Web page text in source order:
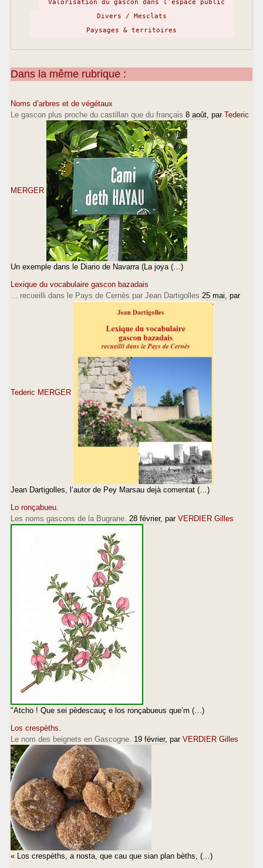
Valorisation du gascon dans l’espace public
Divers / Mesclats
Paysages & territoires
Dans la même rubrique :
Noms d’arbres et de végétaux
Le gascon plus proche du castillan que du français 8 août , par Tederic
MERGER
Un exemple dans le Diario de Navarra (La joya (…)
Lexique du vocabulaire gascon bazadais
... recueilli dans le Pays de Cernès par Jean Dartigolles 25 mai , par
Tederic MERGER
Jean Dartigolles, l’autor de Pey Marsau dejà comentat (…)
Lo ronçabueu.
Les noms gascons de la Bugrane. 28 février, par VERDIER Gilles
"Atcho ! Que sei pèdescauç e los ronçabueus que’m (…)
Los crespèths.
Le nom des beignets en Gascogne. 19 février, par VERDIER Gilles
« Los crespèths, a nosta, que cau que sian plan bèths, (…)